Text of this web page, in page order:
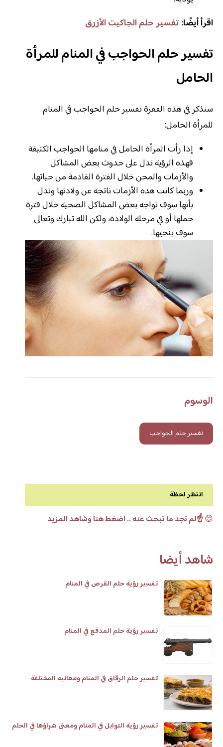
اقرأ أيضًا: تفسير حلم الجاكيت الأزرق
تفسير حلم الحواجب في المنام للمرأة
الحامل
سنذكر في هذه الفقرة تفسير حلم الحواجب في المنام
للمرأة الحامل:
إذا رأت المرأة الحامل في منامها الحواجب الكثيفة
فهذه الرؤية تدل على حدوث بعض المشاكل
والأزمات والمحن خلال الفترة القادمة من حياتها.
وربما كانت هذه الأزمات ناتجة عن ولادتها وتدل
بأنها سوف تواجه بعض المشاكل الصحية خلال فترة
حملها أو في مرحلة الولادة، ولكن الله تبارك وتعالى
سوف ينجيها.
الوسوم
تفسير حلم الحواجب
انتظر لحظة
😊☝️لم تجد ما تبحث عنه .. اضغط هنا وشاهد المزيد
شاهد أيضا
تفسير رؤية حلم القرص في المنام
تفسير رؤية حلم المدفع في المنام
تفسير حلم الرقاق في المنام ومعانيه المختلفة
تفسير رؤية التوابل في المنام ومعنى شراؤها في الحلم